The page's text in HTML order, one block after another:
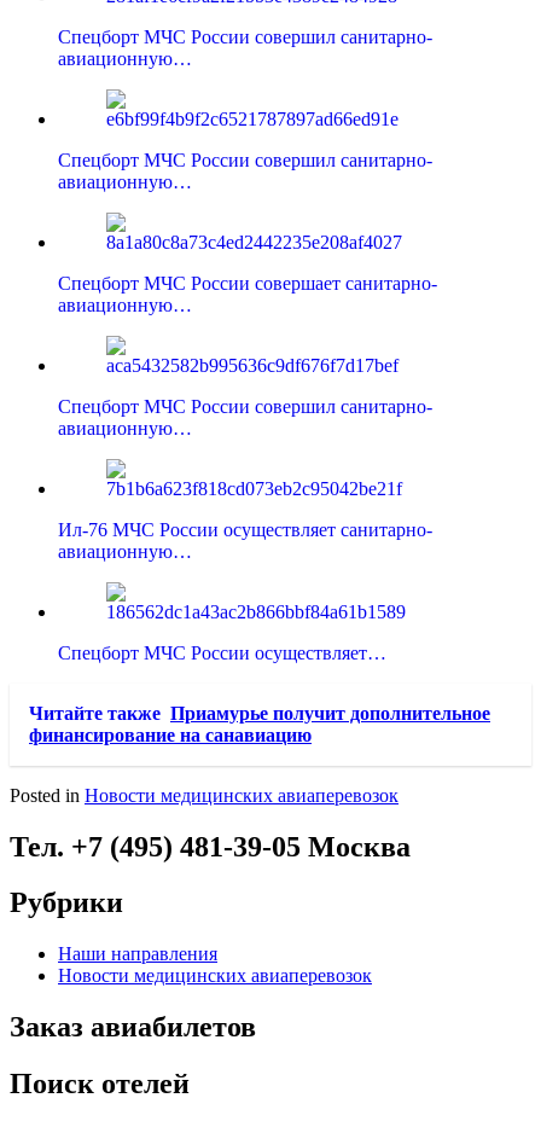
Спецборт МЧС России совершил санитарно-
авиационную…
Спецборт МЧС России совершил санитарно-
авиационную…
Спецборт МЧС России совершает санитарно-
авиационную…
Спецборт МЧС России совершил санитарно-
авиационную…
Ил-76 МЧС России осуществляет санитарно-
авиационную…
Спецборт МЧС России осуществляет…
Читайте также Приамурье получит дополнительное
финансирование на санавиацию
Posted in Новости медицинских авиаперевозок
Тел. +7 (495) 481-39-05 Москва
Рубрики
Наши направления
Новости медицинских авиаперевозок
Заказ авиабилетов
Поиск отелей